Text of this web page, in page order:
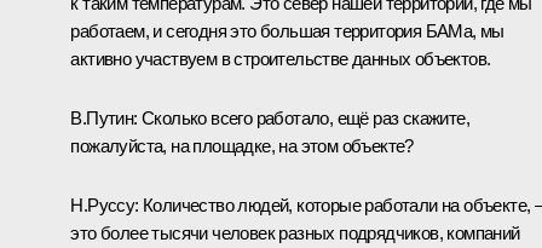
работаем, и сегодня это большая территория БАМа, мы
активно участвуем в строительстве данных объектов.
В.Путин: Сколько всего работало, ещё раз скажите,
пожалуйста, на площадке, на этом объекте?
Н.Руссу: Количество людей, которые работали на объекте,
это более тысячи человек разных подрядчиков, компаний